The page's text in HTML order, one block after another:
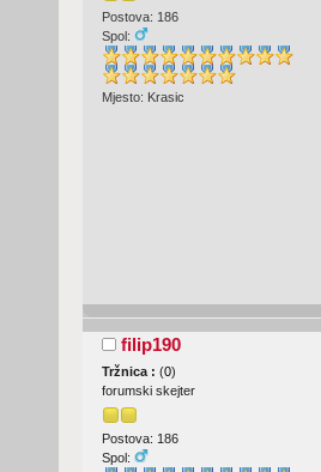
Postova: 186
Spol:
Mjesto: Krasic
filip190
Tržnica : (0)
forumski skejter
Postova: 186
Spol: